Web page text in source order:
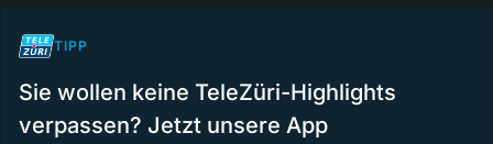
TIPP
Sie wollen keine TeleZüri-Highlights
verpassen? Jetzt unsere App